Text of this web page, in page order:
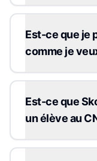
Est-ce que je
comme je
Est-ce que
un élève au